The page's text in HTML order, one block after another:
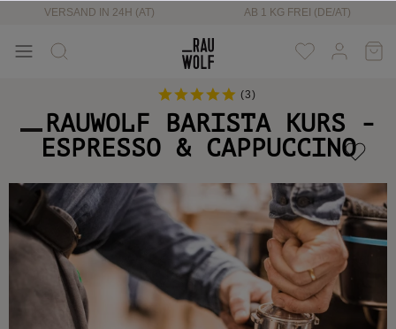
VERSAND IN 24H (AT) AB 1 KG FREI (DE/AT)
(3)
RAUWOLF BARISTA KURS -
ESPRESSO & CAPPUCCINO